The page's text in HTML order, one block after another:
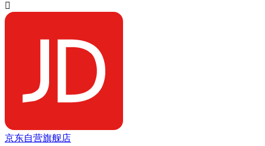

京东自营旗舰店